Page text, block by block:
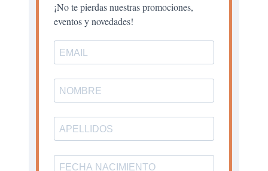
¡No te pierdas nuestras promociones,
eventos y novedades!